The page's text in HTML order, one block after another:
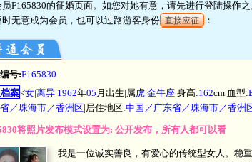
F165830的征婚页面。如您对她有意，请先进行登陆操作
时无意成为会员，也可以过路游客身份 直接应征 ：
号:F165830
案<女|离异|1962年05 月出生|属虎|金牛座|身高:162cm|血型:
／珠海市／香洲区|居住地区:中国／广东省／珠海市／香洲
将照片发布模式设置为: 公开发布，所有人都可以看
我是一位诚实善良，有爱心的传统型女人。稳